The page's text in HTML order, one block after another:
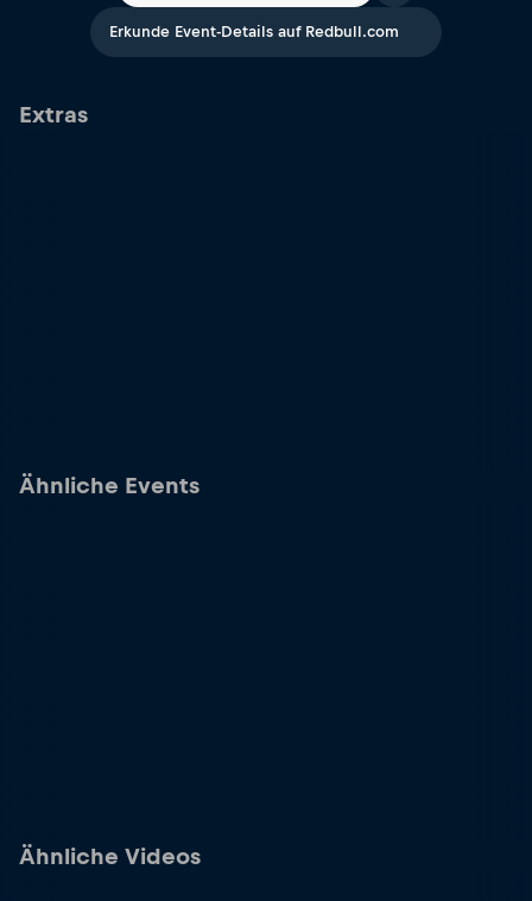
Erkunde Event-Details auf Redbull.com
Extras
Ähnliche Events
Ähnliche Videos